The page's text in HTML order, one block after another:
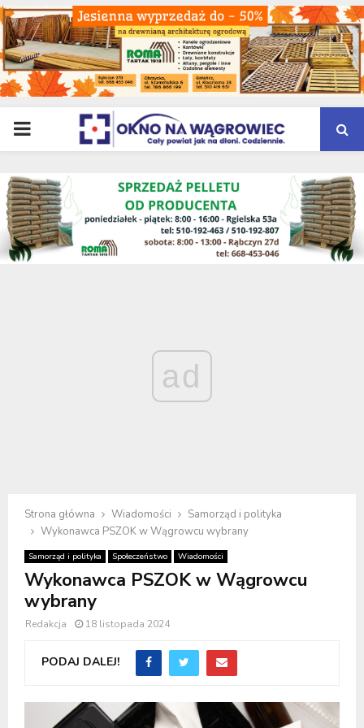
PRIMARY
MENU
ad
Strona główna Wiadomości
Samorząd i polityka
Wykonawca PSZOK w Wągrowcu wybrany
Samorząd i polityka Społeczeństwo Wiadomości
Wykonawca PSZOK w Wągrowcu
wybrany
Redakcja 18 listopada 2024
PODAJ DALEJ!